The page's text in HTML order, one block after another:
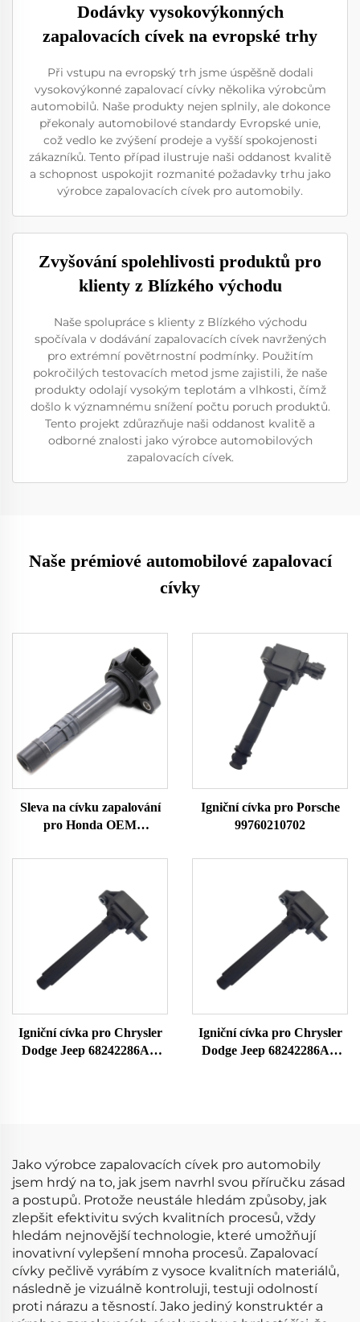
Dodávky vysokovýkonných
zapalovacích cívek na evropské trhy
Při vstupu na evropský trh jsme úspěšně dodali
vysokovýkonné zapalovací cívky několika výrobcům
automobilů. Naše produkty nejen splnily, ale dokonce
překonaly automobilové standardy Evropské unie,
což vedlo ke zvýšení prodeje a vyšší spokojenosti
zákazníků. Tento případ ilustruje naši oddanost kvalitě
a schopnost uspokojit rozmanité požadavky trhu jako
výrobce zapalovacích cívek pro automobily.
Zvyšování spolehlivosti produktů pro
klienty z Blízkého východu
Naše spolupráce s klienty z Blízkého východu
spočívala v dodávání zapalovacích cívek navržených
pro extrémní povětrnostní podmínky. Použitím
pokročilých testovacích metod jsme zajistili, že naše
produkty odolají vysokým teplotám a vlhkosti, čímž
došlo k významnému snížení počtu poruch produktů.
Tento projekt zdůrazňuje naši oddanost kvalitě a
odborné znalosti jako výrobce automobilových
zapalovacích cívek.
Naše prémiové automobilové zapalovací
cívky
Sleva na cívku zapalování
pro Honda OEM
30520PVJA01
30520RDJA01 UF400
Igniční cívka pro Porsche
99760210702
Igniční cívka pro Chrysler
Dodge Jeep 68242286AA
Igniční cívka pro Chrysler
Dodge Jeep 68242286AA
Jako výrobce zapalovacích cívek pro automobily
jsem hrdý na to, jak jsem navrhl svou příručku zásad
a postupů. Protože neustále hledám způsoby, jak
zlepšit efektivitu svých kvalitních procesů, vždy
hledám nejnovější technologie, které umožňují
inovativní vylepšení mnoha procesů. Zapalovací
cívky pečlivě vyrábím z vysoce kvalitních materiálů,
následně je vizuálně kontroluji, testuji odolností
proti nárazu a těsností. Jako jediný konstruktér a